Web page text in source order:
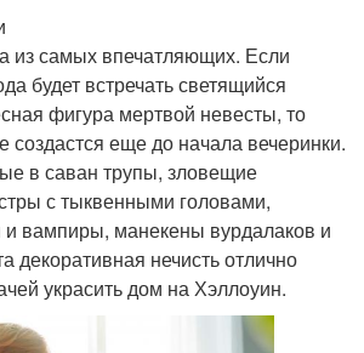
из самых впечатляющих. Если
будет встречать светящийся
фигура мертвой невесты, то
создастся еще до начала вечеринки.
в саван трупы, зловещие
с тыквенными головами,
вампиры, манекены вурдалаков и
декоративная нечисть отлично
украсить дом на Хэллоуин.